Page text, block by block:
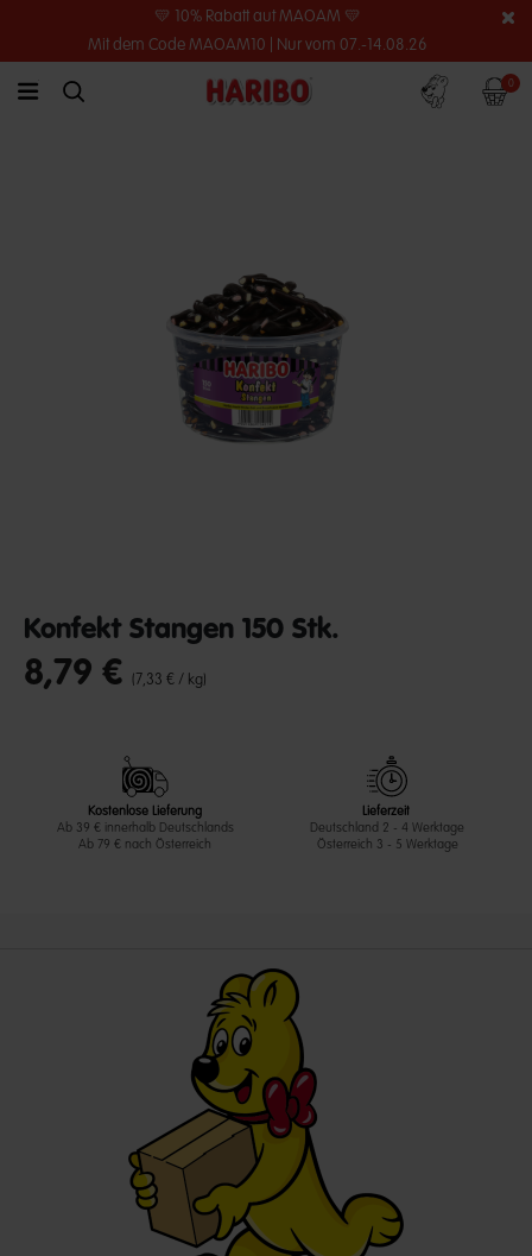
💛 10% Rabatt auf MAOAM 💛
Mit dem Code MAOAM10 | Nur vom 07.-14.08.26
link.header.menu.label
simplesearch.search.label
Konto 0
Konfekt Stangen 150 Stk.
undefined out of 5 Customer Rating
8,79 € (7,33 € / kg)
Kostenlose Lieferung
Ab 39 € innerhalb Deutschlands
Ab 79 € nach Österreich
Lieferzeit
Deutschland 2 - 4 Werktage
Österreich 3 - 5 Werktage